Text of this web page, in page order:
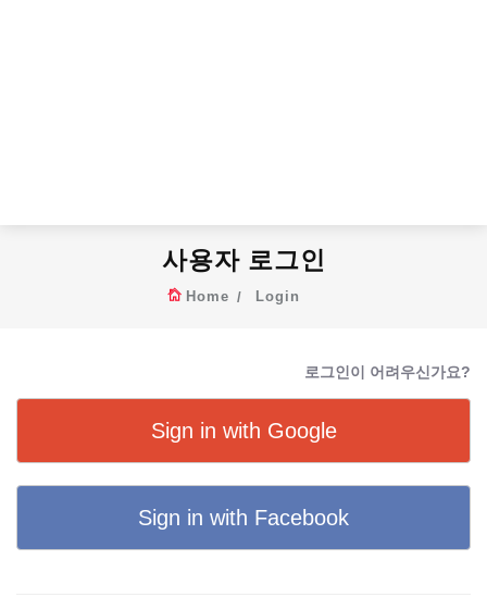
사용자 로그인
Home Login
로그인이 어려우신가요?
Sign in with Google
Sign in with Facebook